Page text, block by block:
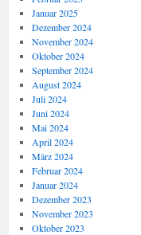
Januar 2025
Dezember 2024
November 2024
Oktober 2024
September 2024
August 2024
Juli 2024
Juni 2024
Mai 2024
April 2024
März 2024
Februar 2024
Januar 2024
Dezember 2023
November 2023
Oktober 2023